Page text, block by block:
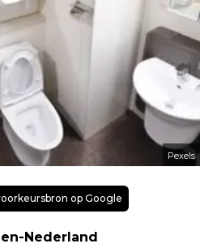
Pexels
op Google
Nederland